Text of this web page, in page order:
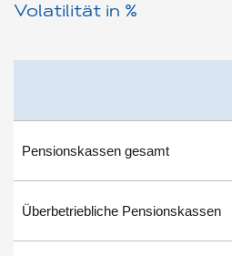
Volatilität in %
Pensionskassen gesamt
Überbetriebliche Pensionskassen